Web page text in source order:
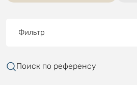
Фильтр
Поиск по референсу